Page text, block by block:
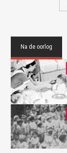
Na de oorlog